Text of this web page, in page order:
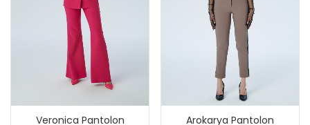
Veronica Pantolon
Arokarya Pantolon